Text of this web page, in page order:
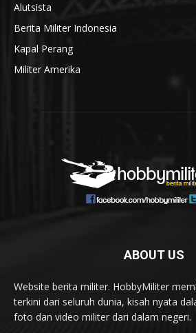
Alutsista
Berita Militer Indonesia
Kapal Perang
Militer Amerika
ABOUT US
Website berita militer. HobbyMiliter
terkini dari seluruh dunia, kisah nyata
foto dan video militer dari dalam negeri.